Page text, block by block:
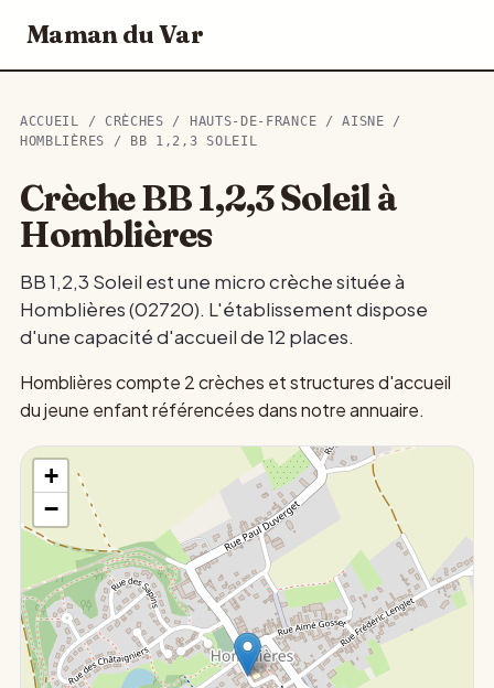
Maman du Var
ACCUEIL / CRÈCHES / HAUTS-DE-FRANCE /AISNE /
HOMBLIÈRES / BB 1,2,3 SOLEIL
Crèche BB 1,2,3 Soleil à
Homblières
BB 1,2,3 Soleil est une micro crèche située à
Homblières (02720). L'établissement dispose
d'une capacité d'accueil de 12 places.
Homblières compte 2 crèches et structures d'accueil
du jeune enfant référencées dans notre annuaire.
+
−